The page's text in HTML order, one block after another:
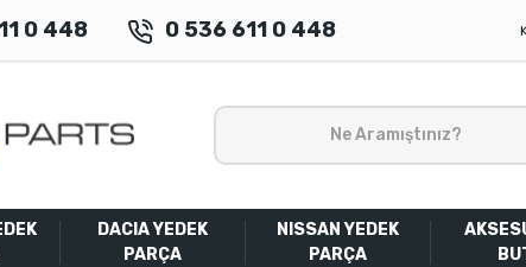
0 448 0 536 611 0 448
DACIA YEDEK
PARÇA
NISSAN YEDEK
PARÇA